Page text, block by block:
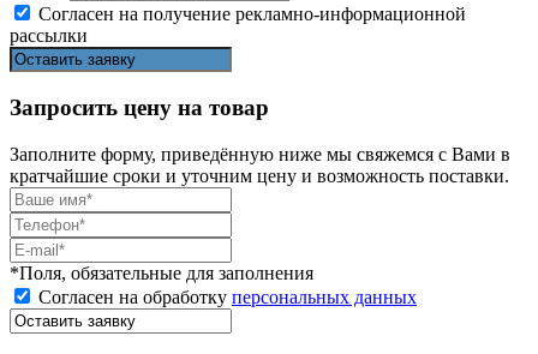
Согласен на получение рекламно-информационной
рассылки
Запросить цену на товар
Заполните форму, приведённую ниже мы свяжемся с Вами в
кратчайшие сроки и уточним цену и возможность поставки.
*Поля, обязательные для заполнения
Согласен на обработку персональных данных